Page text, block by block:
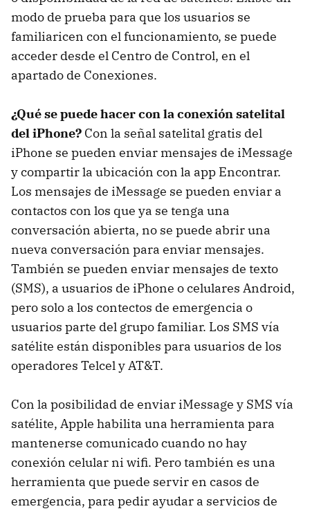
modo de prueba para que los usuarios se
familiaricen con el funcionamiento, se puede
acceder desde el Centro de Control, en el
apartado de Conexiones.
¿Qué se puede hacer con la conexión satelital
del iPhone? Con la señal satelital gratis del
iPhone se pueden enviar mensajes de iMessage
y compartir la ubicación con la app Encontrar.
Los mensajes de iMessage se pueden enviar a
contactos con los que ya se tenga una
conversación abierta, no se puede abrir una
nueva conversación para enviar mensajes.
También se pueden enviar mensajes de texto
(SMS), a usuarios de iPhone o celulares Android,
pero solo a los contectos de emergencia o
usuarios parte del grupo familiar. Los SMS vía
satélite están disponibles para usuarios de los
operadores Telcel y AT&T.
Con la posibilidad de enviar iMessage y SMS vía
satélite, Apple habilita una herramienta para
mantenerse comunicado cuando no hay
conexión celular ni wifi. Pero también es una
herramienta que puede servir en casos de
emergencia, para pedir ayudar a servicios de